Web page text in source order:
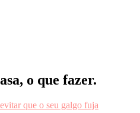
o que fazer.
que o seu galgo fuja